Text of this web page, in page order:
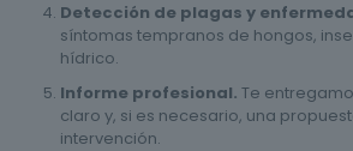
Detección de plagas y
síntomas tempranos de hongos,
hídrico.
Informe profesional. Te
claro y, si es necesario, una
intervención.